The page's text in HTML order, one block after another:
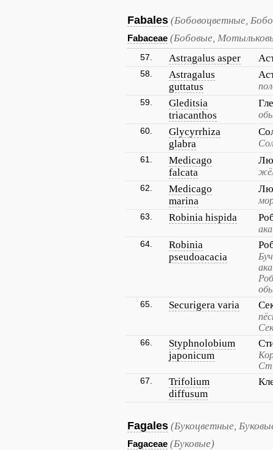
Fabales (Бобовоцветные,
Fabaceae (Бобовые,
57. Astragalus asper
58.
Astragalus
guttatus
59.
Gleditsia
triacanthos
60.
Glycyrrhiza
glabra
61.
Medicago
falcata
62.
Medicago
marina
63. Robinia hispida
64.
Robinia
pseudoacacia
65. Securigera varia
66.
Styphnolobium
japonicum
67.
Trifolium
diffusum
Fagales (Букоцветные,
Fagaceae (Буковые)